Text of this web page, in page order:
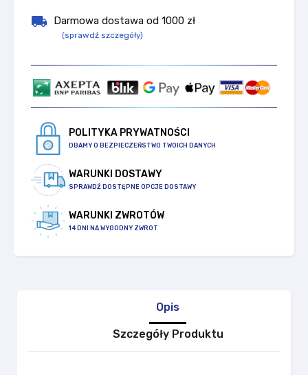
local_shipping Darmowa dostawa od 1000 zł
(sprawdź szczegóły)
POLITYKA PRYWATNOŚCI
DBAMY O BEZPIECZEŃSTWO TWOICH DANYCH
WARUNKI DOSTAWY
SPRAWDŹ DOSTĘPNE OPCJE DOSTAWY
WARUNKI ZWROTÓW
14 DNI NA WYGODNY ZWROT
Opis
Szczegóły Produktu